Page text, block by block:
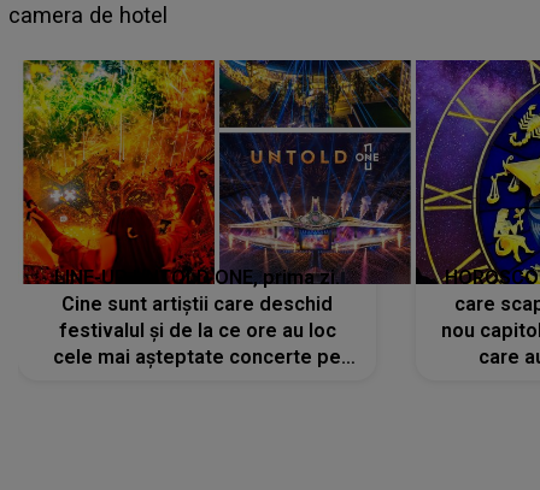
faptului împlinit, A RECUNOSCUT IMEDIAT: "Am
LINE-UP UNTOLD ONE, prima zi.
Cine sunt artiștii care deschid
festivalul și de la ce ore au loc
cele mai așteptate concerte pe
care
nou
care